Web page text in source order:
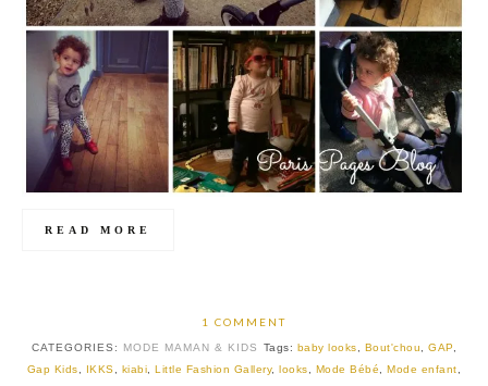
READ MORE
1 COMMENT
CATEGORIES: MODE MAMAN & KIDS Tags: baby looks Bout'chou ,GAP
Gap Kids
IKKS kiabi ,Little Fashion Gallery,looks Mode Bébé ,Mode enfant